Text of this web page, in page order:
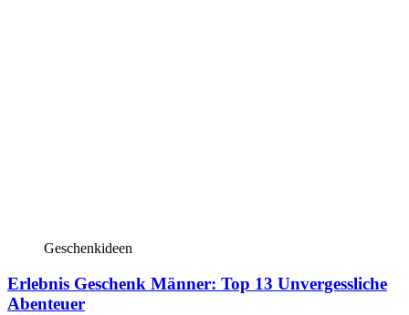
Geschenkideen
Erlebnis Geschenk Männer: Top 13 Unvergessliche
Abenteuer